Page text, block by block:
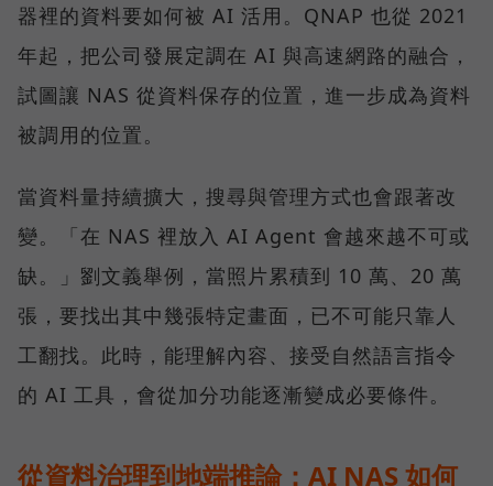
器裡的資料要如何被 AI 活用。QNAP 也從 2021
年起，把公司發展定調在 AI 與高速網路的融合，
試圖讓 NAS 從資料保存的位置，進一步成為資料
被調用的位置。
當資料量持續擴大，搜尋與管理方式也會跟著改
變。「在 NAS 裡放入 AI Agent 會越來越不可或
缺。」劉文義舉例，當照片累積到 10 萬、20 萬
張，要找出其中幾張特定畫面，已不可能只靠人
工翻找。此時，能理解內容、接受自然語言指令
的 AI 工具，會從加分功能逐漸變成必要條件。
從資料治理到地端推論：AI NAS 如何